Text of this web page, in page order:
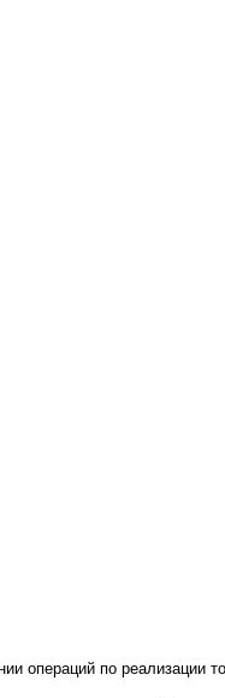
операций по реализации